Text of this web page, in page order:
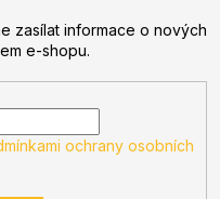
zasílat informace o nových
e-shopu.
ochrany osobních